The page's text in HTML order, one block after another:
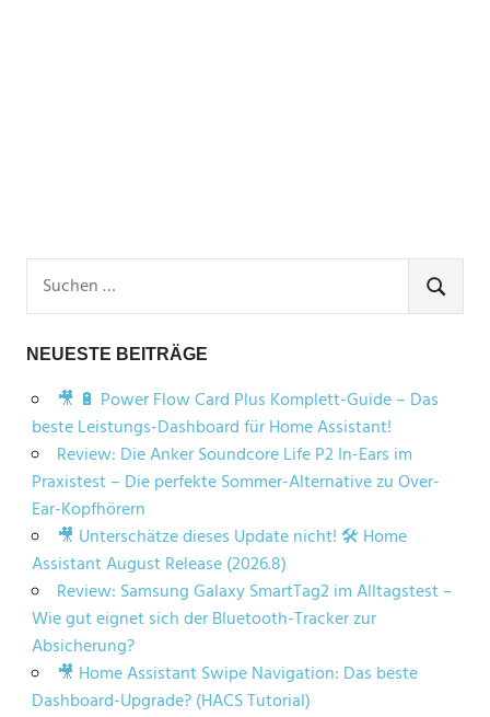
nach:
SUCHEN
NEUESTE BEITRÄGE
🎥 🔋 Power Flow Card Plus Komplett-Guide – Das
beste Leistungs-Dashboard für Home Assistant!
Review: Die Anker Soundcore Life P2 In-Ears im
Praxistest – Die perfekte Sommer-Alternative zu Over-
Ear-Kopfhörern
🎥 Unterschätze dieses Update nicht! 🛠️ Home
Assistant August Release (2026.8)
Review: Samsung Galaxy SmartTag2 im Alltagstest –
Wie gut eignet sich der Bluetooth-Tracker zur
Absicherung?
🎥 Home Assistant Swipe Navigation: Das beste
Dashboard-Upgrade? (HACS Tutorial)